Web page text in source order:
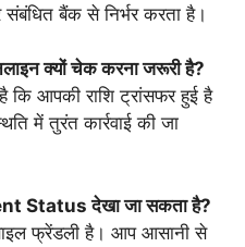
बैंक से निर्भर करता है।
क्यों चेक करना जरूरी है?
आपकी राशि ट्रांसफर हुई है
में तुरंत कार्रवाई की जा
Status देखा जा सकता है?
फ्रेंडली है। आप आसानी से